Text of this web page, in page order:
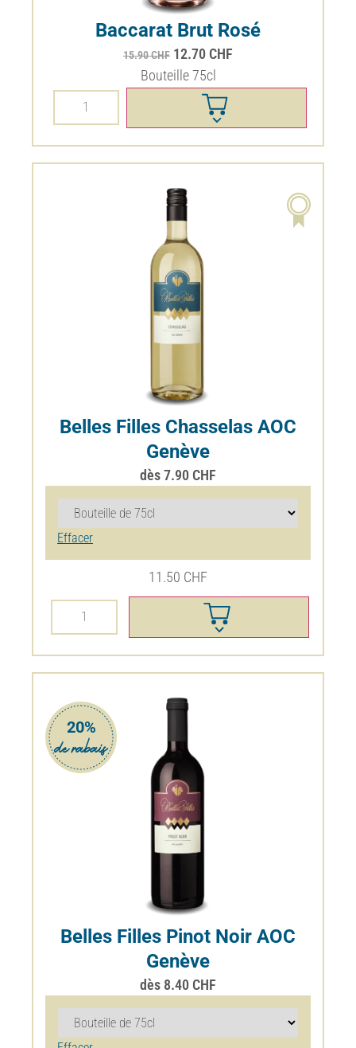
Baccarat Brut Rosé
15.90CHF 12.70 CHF
Bouteille 75cl
Belles Filles Chasselas AOC
Genève
dès7.90 CHF
Effacer
20%
Belles Filles Pinot Noir AOC
Genève
dès8.40CHF
Effacer